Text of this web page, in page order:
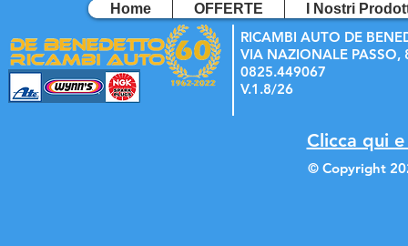
Home OFFERTE I Nostri
RICAMBI AUTO DE
VIA NAZIONALE PASSO,
0825.449067
V.1.8/26
Clicca qui
© Copyright